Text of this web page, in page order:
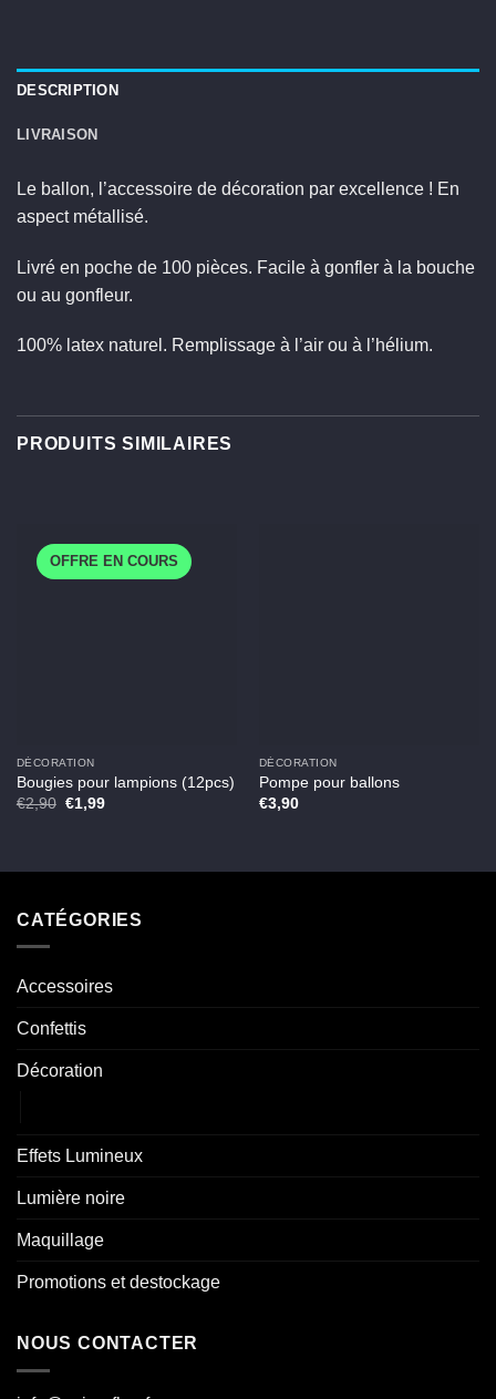
DESCRIPTION
LIVRAISON
Le ballon, l’accessoire de décoration par excellence ! En
aspect métallisé.
Livré en poche de 100 pièces. Facile à gonfler à la bouche
ou au gonfleur.
100% latex naturel. Remplissage à l’air ou à l’hélium.
PRODUITS SIMILAIRES
OFFRE EN COURS
DÉCORATION
Bougies pour lampions (12pcs)
€2,90 Le
€1,99Le
DÉCORATION
Pompe pour ballons
€3,90
CATÉGORIES
Accessoires
Confettis
Décoration
Effets Lumineux
Lumière noire
Maquillage
Promotions et destockage
NOUS CONTACTER